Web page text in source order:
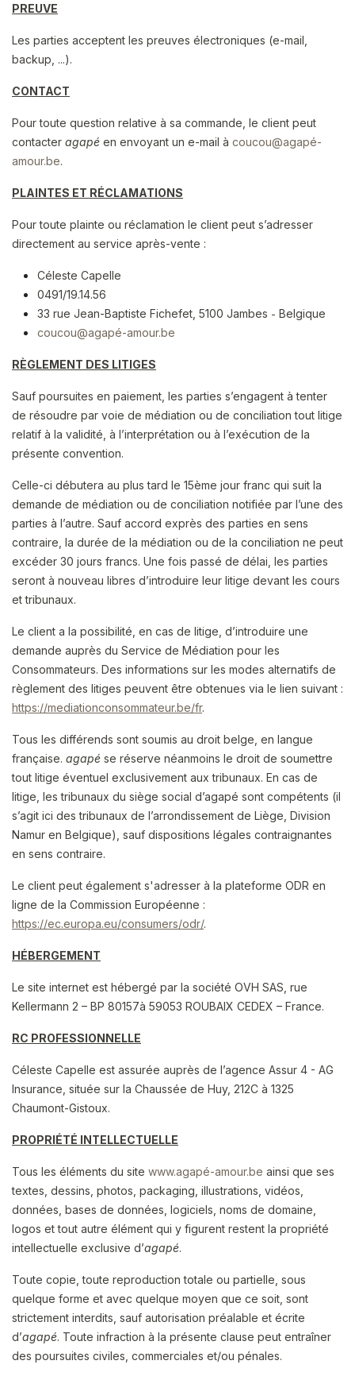
PREUVE
Les parties acceptent les preuves électroniques (e-mail,
backup, ...).
CONTACT
Pour toute question relative à sa commande, le client peut
contacter agapé en envoyant un e-mail à coucou@agapé-
amour.be.
PLAINTES ET RÉCLAMATIONS
Pour toute plainte ou réclamation le client peut s’adresser
directement au service après-vente :
Céleste Capelle
0491/19.14.56
33 rue Jean-Baptiste Fichefet, 5100 Jambes ​ - Belgique
coucou@agapé-amour.be
RÈGLEMENT DES LITIGES
Sauf poursuites en paiement, les parties s’engagent à tenter
de résoudre par voie de médiation ou de conciliation tout litige
relatif à la validité, à l’interprétation ou à l’exécution de la
présente convention.
Celle-ci débutera au plus tard le 15ème jour franc qui suit la
demande de médiation ou de conciliation notifiée par l’une des
parties à l’autre. Sauf accord exprès des parties en sens
contraire, la durée de la médiation ou de la conciliation ne peut
excéder 30 jours francs. Une fois passé de délai, les parties
seront à nouveau libres d’introduire leur litige devant les cours
et tribunaux.
Le client a la possibilité, en cas de litige, d’introduire une
demande auprès du Service de Médiation pour les
Consommateurs. Des informations sur les modes alternatifs de
règlement des litiges peuvent être obtenues via le lien suivant :
https://mediationconsommateur.be/fr.
Tous les différends sont soumis au droit belge, en langue
française. agapé se réserve néanmoins le droit de soumettre
tout litige éventuel exclusivement aux tribunaux. En cas de
litige, les tribunaux du siège social d’agapé sont compétents (il
s’agit ici des tribunaux de l’arrondissement de Liège, Division
Namur en Belgique), sauf dispositions légales contraignantes
en sens contraire.
Le client peut également s'adresser à la plateforme ODR en
ligne de la Commission Européenne :
https://ec.europa.eu/consumers/odr/.
HÉBERGEMENT
Le site internet est hébergé par la société OVH SAS, rue
Kellermann 2 – BP 80157à 59053 ROUBAIX CEDEX – France.
RC PROFESSIONNELLE
Céleste Capelle est assurée auprès de l’agence Assur 4 - AG
Insurance, située sur la Chaussée de Huy, 212C à 1325
Chaumont-Gistoux.
PROPRIÉTÉ INTELLECTUELLE
Tous les éléments du site www.agapé-amour.be ainsi que ses
textes, dessins, photos, packaging, illustrations, vidéos,
données, bases de données, logiciels, noms de domaine,
logos et tout autre élément qui y figurent restent la propriété
intellectuelle exclusive d’agapé.
Toute copie, toute reproduction totale ou partielle, sous
quelque forme et avec quelque moyen que ce soit, sont
strictement interdits, sauf autorisation préalable et écrite
d’agapé. Toute infraction à la présente clause peut entraîner
des poursuites civiles, commerciales et/ou pénales.